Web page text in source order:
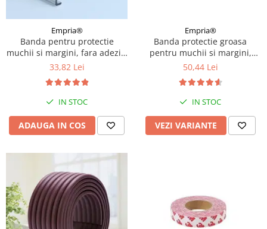
Empria®
Banda pentru protectie
muchii si margini, fara adeziv,
Empria, din silicon
33,82 Lei
IN STOC
ADAUGA IN COS
Empria®
Banda protectie groasa
pentru muchii si margini,
3.5x1.2x200 cm, Diverse culori
50,44 Lei
IN STOC
VEZI VARIANTE